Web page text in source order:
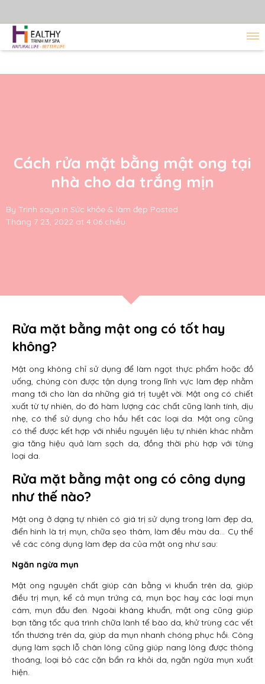
Cách rửa mặt bằng mật ong tại
nhà cho da trắng mịn
By Trinh saya in Sức khỏe & làm đẹp Posted
Tháng 7 23, 2022 at 4:06 chiều
Rửa mặt bằng mật ong có tốt hay
không?
Mật ong không chỉ sử dụng để làm ngọt thực phẩm hoặc đồ
uống, chúng còn được tận dụng trong lĩnh vực làm đẹp nhằm
mang tới cho làn da những giá trị tuyệt vời. Mật ong có chiết
xuất từ tự nhiên, do đó hàm lượng các chất cũng lành tính, dịu
nhẹ, có thể sử dụng cho hầu hết các loại da. Mật ong cũng
có thể được kết hợp với nhiều nguyên liệu tự nhiên khác nhằm
gia tăng hiệu quả làm sạch da, đồng thời phù hợp với từng
loại da.
Rửa mặt bằng mật ong có công dụng
như thế nào?
Mật ong ở dạng tự nhiên có giá trị sử dụng trong làm đẹp da,
điển hình là trị mụn, chữa sẹo thâm, làm đều màu da… Cụ thể
về các công dụng làm đẹp da của mật ong như sau:
Ngăn ngừa mụn
Mật ong nguyên chất giúp cân bằng vi khuẩn trên da, giúp
điều trị mụn, kể cả mụn trứng cá, mụn bọc hay các loại mụn
cám, mụn đầu đen. Ngoài kháng khuẩn, mật ong cũng giúp
bạn tăng tốc quá trình chữa lành tế bào da, khử trùng các vết
tổn thương trên da, giúp da mụn nhanh chóng phục hồi. Công
dụng làm sạch lỗ chân lông cũng giúp nang lông được thông
thoáng, loại bỏ các cặn bẩn ra khỏi da, ngăn ngừa mụn xuất
hiện.